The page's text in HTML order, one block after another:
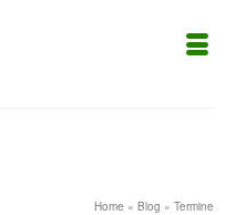
Home » Blog » Termine